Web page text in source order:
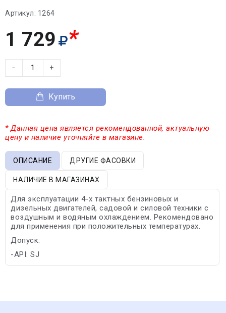
Артикул: 1264
1 729 *
− +
Купить
* Данная цена является рекомендованной, актуальную
цену и наличие уточняйте в магазине.
ОПИСАНИЕ ДРУГИЕ ФАСОВКИ
НАЛИЧИЕ В МАГАЗИНАХ
Для эксплуатации 4-х тактных бензиновых и
дизельных двигателей, садовой и силовой техники с
воздушным и водяным охлаждением. Рекомендовано
для применения при положительных температурах.
Допуск:
-API: SJ